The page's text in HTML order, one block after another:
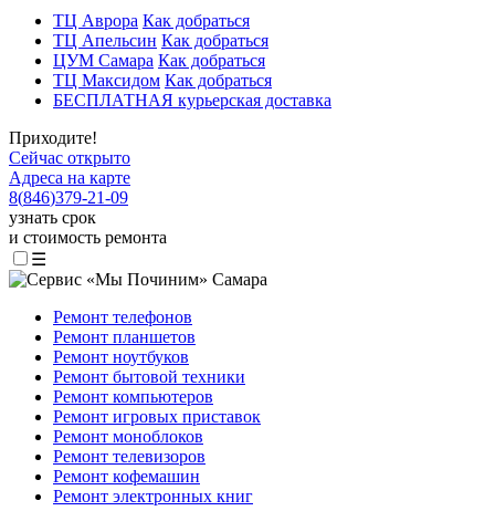
ТЦ Аврора Как добраться
ТЦ Апельсин Как добраться
ЦУМ Самара Как добраться
ТЦ Максидом Как добраться
БЕСПЛАТНАЯ курьерская доставка
Приходите!
Сейчас открыто
Адреса на карте
8(846)379-21-09
узнать срок
и стоимость ремонта
☰
Ремонт телефонов
Ремонт планшетов
Ремонт ноутбуков
Ремонт бытовой техники
Ремонт компьютеров
Ремонт игровых приставок
Ремонт моноблоков
Ремонт телевизоров
Ремонт кофемашин
Ремонт электронных книг